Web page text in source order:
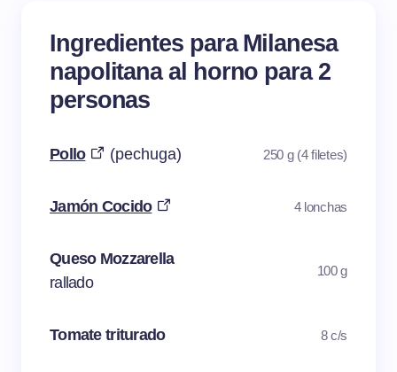
Ingredientes para Milanesa
napolitana al horno para 2
personas
Pollo (pechuga) 250 g (4 filetes)
Jamón Cocido 4 lonchas
Queso Mozzarella
rallado
100 g
Tomate triturado 8 c/s